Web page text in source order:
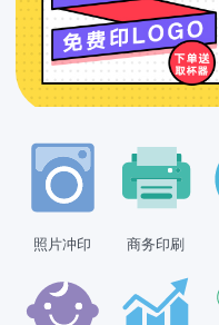
照片冲印 商务印刷